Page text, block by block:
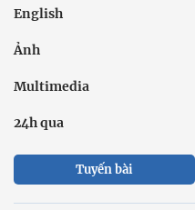
English
Ảnh
Multimedia
24h qua
Tuyến bài